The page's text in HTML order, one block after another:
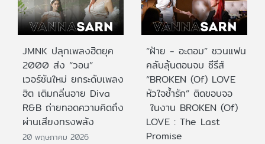
JMNK ปลุกเพลงฮิตยุค
2000 ส่ง “วอน”
เวอร์ชันใหม่ ยกระดับเพลง
ฮิต เติมกลิ่นอาย Diva
R&B ถ่ายทอดความคิดถึง
ผ่านเสียงทรงพลัง
20 พฤษภาคม 2026
“ฝ้าย - อะตอม” ชวนแฟน
คลับลุ้นตอนจบ ซีรีส์
“BROKEN (Of) LOVE
หัวใจช้ำรัก” ติดขอบจอ
ในงาน BROKEN (Of)
LOVE : The Last
Promise